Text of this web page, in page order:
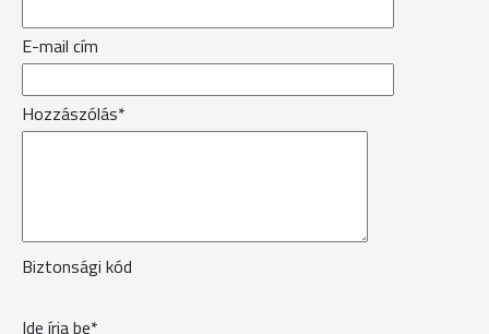
E-mail cím
Hozzászólás*
Biztonsági kód
Ide írja be*